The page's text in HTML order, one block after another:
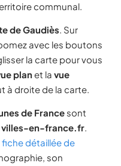
communal.
de Gaudiès. Sur
avec les boutons
la carte pour vous
planet la vue
à droite de la carte.
de France sont
villes-en-france.fr.
fiche détaillée de
son